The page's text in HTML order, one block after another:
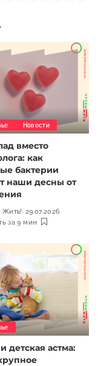
Новости
вместо
как
бактерии
наши десны от
Жить! 29.07.2026
за 9 мин
детская астма: